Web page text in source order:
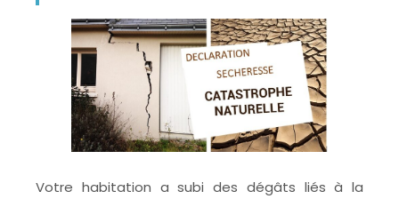
Votre habitation a subi des dégâts liés à la